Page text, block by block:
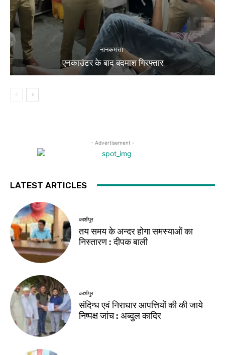
नानकमत्ता
एनकाउंटर के बाद बदमाश गिरफ्तार
- Advertisement -
LATEST ARTICLES
काशीपुर
तय समय के अन्दर होगा समस्याओं का
निस्तारण : दीपक बाली
काशीपुर
संदिग्ध एवं निराधार आपत्तियों की की जाये
निष्पक्ष जांच : अब्दुल कादिर